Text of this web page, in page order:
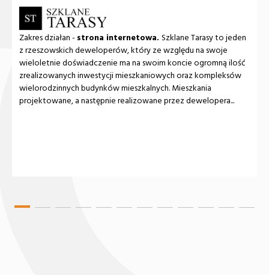
Zakres działan - strona internetowa. Szklane Tarasy to jeden
z rzeszowskich deweloperów, który ze względu na swoje
wieloletnie doświadczenie ma na swoim koncie ogromną ilość
zrealizowanych inwestycji mieszkaniowych oraz kompleksów
wielorodzinnych budynków mieszkalnych. Mieszkania
projektowane, a następnie realizowane przez dewelopera...